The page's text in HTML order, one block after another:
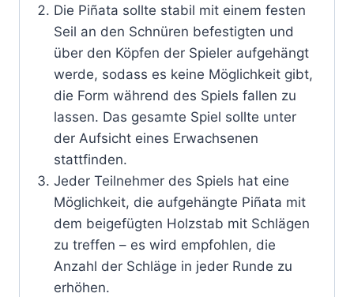
Die Piñata sollte stabil mit einem festen
Seil an den Schnüren befestigten und
über den Köpfen der Spieler aufgehängt
werde, sodass es keine Möglichkeit gibt,
die Form während des Spiels fallen zu
lassen. Das gesamte Spiel sollte unter
der Aufsicht eines Erwachsenen
stattfinden.
Jeder Teilnehmer des Spiels hat eine
Möglichkeit, die aufgehängte Piñata mit
dem beigefügten Holzstab mit Schlägen
zu treffen – es wird empfohlen, die
Anzahl der Schläge in jeder Runde zu
erhöhen.